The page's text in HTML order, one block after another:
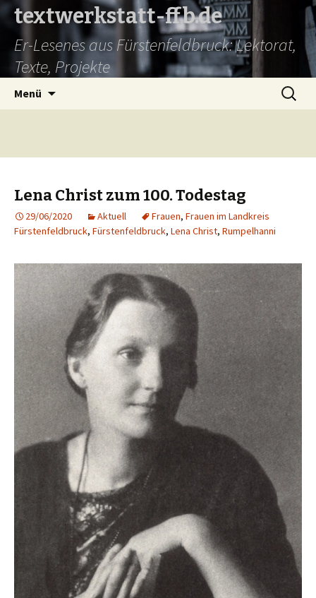
textwerkstatt-ffb.de
Er-Lesenes aus Fürstenfeldbruck: Lektorat,
Texte, Projekte
Menü
Suche
nach:
Lena Christ zum 100. Todestag
29/06/2020 Aktuell Frauen, Frauen im Landkreis
Fürstenfeldbruck, Fürstenfeldbruck, Lena Christ, Rumpelhanni